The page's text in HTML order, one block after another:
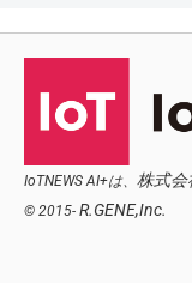
IoTNEWS AI+は、 株式会
© 2015- R.GENE,Inc.